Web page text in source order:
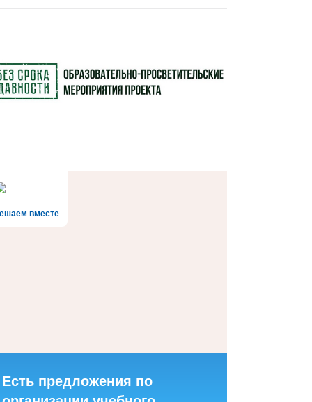
вместе
Есть предложения по